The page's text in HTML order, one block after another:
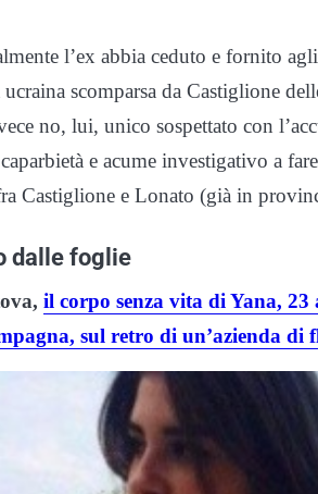
l’ex abbia ceduto e fornito
ucraina scomparsa da Castiglione
no, lui, unico sospettato con
e acume investigativo a
Castiglione e Lonato (già in
dalle foglie
il corpo senza vita di Yana, 23
sul retro di un’azienda di